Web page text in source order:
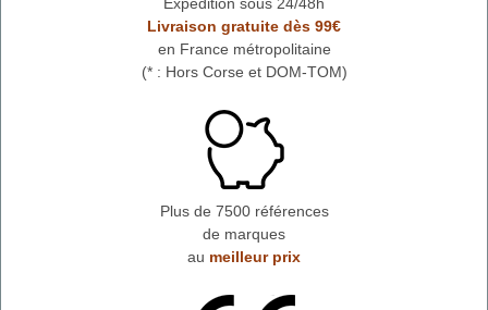
Livraison gratuite dès 99€
en France métropolitaine
(* : Hors Corse et DOM-TOM)
Plus de 7500 références
de marques
au meilleur prix